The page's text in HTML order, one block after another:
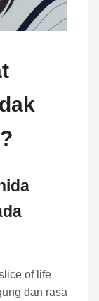
of life
dan rasa